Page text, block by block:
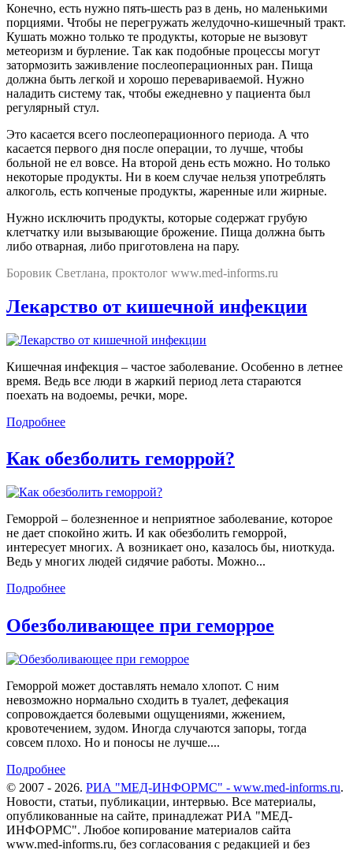
Конечно, есть нужно пять-шесть раз в день, но маленькими
порциями. Чтобы не перегружать желудочно-кишечный тракт.
Кушать можно только те продукты, которые не вызовут
метеоризм и бурление. Так как подобные процессы могут
затормозить заживление послеоперационных ран. Пища
должна быть легкой и хорошо перевариваемой. Нужно
наладить систему так, чтобы ежедневно у пациента был
регулярный стул.
Это касается всего послеоперационного периода. А что
касается первого дня после операции, то лучше, чтобы
больной не ел вовсе. На второй день есть можно. Но только
некоторые продукты. Ни в коем случае нельзя употреблять
алкоголь, есть копченые продукты, жаренные или жирные.
Нужно исключить продукты, которые содержат грубую
клетчатку или вызывающие брожение. Пища должна быть
либо отварная, либо приготовлена на пару.
Боровик Светлана, проктолог www.med-informs.ru
Лекарство от кишечной инфекции
Кишечная инфекция – частое заболевание. Особенно в летнее
время. Ведь все люди в жаркий период лета стараются
поехать на водоемы, речки, море.
Подробнее
Как обезболить геморрой?
Геморрой – болезненное и неприятное заболевание, которое
не дает спокойно жить. И как обезболить геморрой,
интересует многих. А возникает оно, казалось бы, ниоткуда.
Ведь у многих людей сидячие работы. Можно...
Подробнее
Обезболивающее при геморрое
Геморрой может доставлять немало хлопот. С ним
невозможно нормально сходить в туалет, дефекация
сопровождается болевыми ощущениями, жжением,
кровотечением, зудом. Иногда случаются запоры, тогда
совсем плохо. Но и поносы не лучше....
Подробнее
© 2007 - 2026. РИА "МЕД-ИНФОРМС" - www.med-informs.ru.
Новости, статьи, публикации, интервью. Все материалы,
опубликованные на сайте, принадлежат РИА "МЕД-
ИНФОРМС". Любое копирование материалов сайта
www.med-informs.ru, без согласования с редакцией и без